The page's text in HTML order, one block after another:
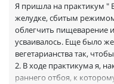
Я пришла на практикум "
желудке, сбитым
облегчить пищеварение
усваивалось. Еще было
вегетарианства так,
2. В ходе практикума я,
раннего отбоя, к